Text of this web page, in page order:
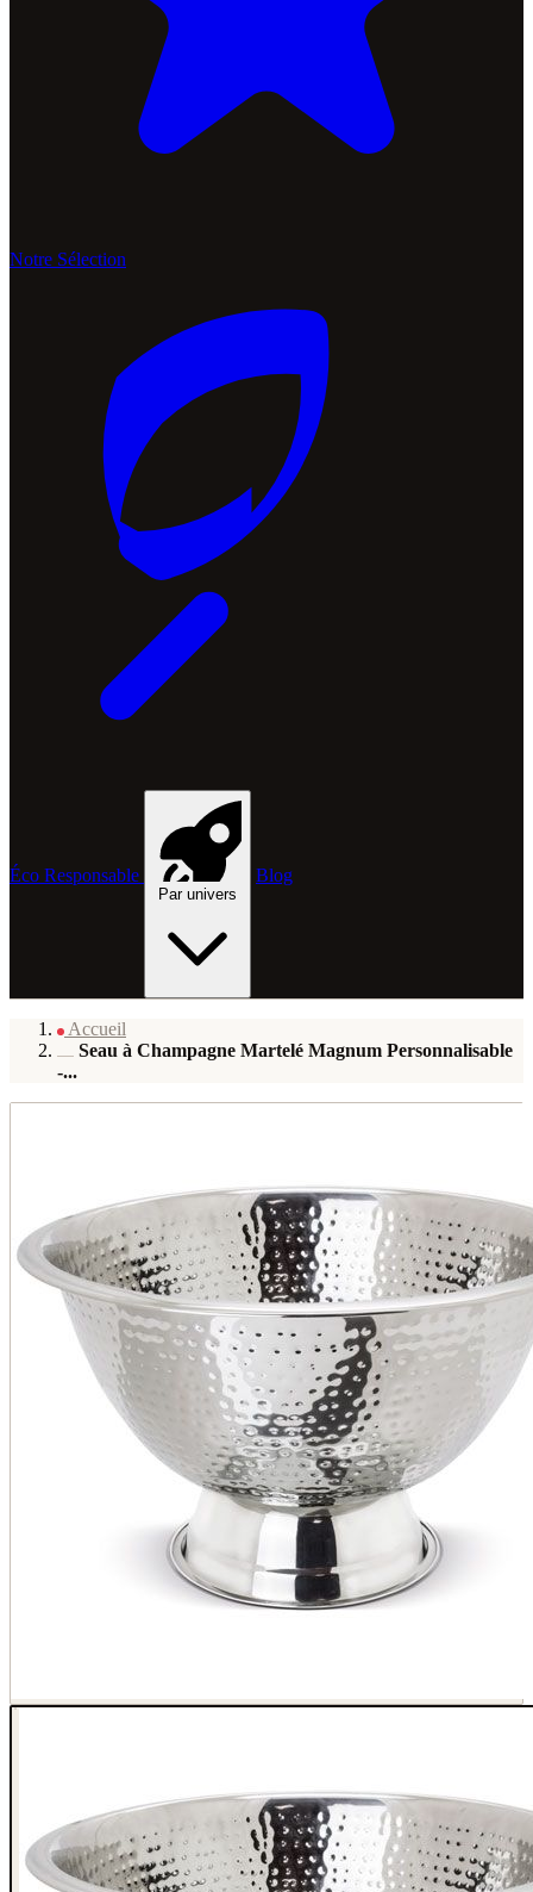
Notre Sélection
Éco Responsable
Par univers
Blog
Accueil
Seau à Champagne Martelé Magnum Personnalisable
-...